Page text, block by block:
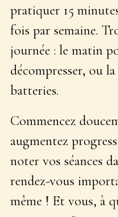
pratiquer 15
fois par semaine.
journée : le matin
décompresser, ou
batteries.
Commencez
augmentez
noter vos séances
rendez-vous
même ! Et vous, à